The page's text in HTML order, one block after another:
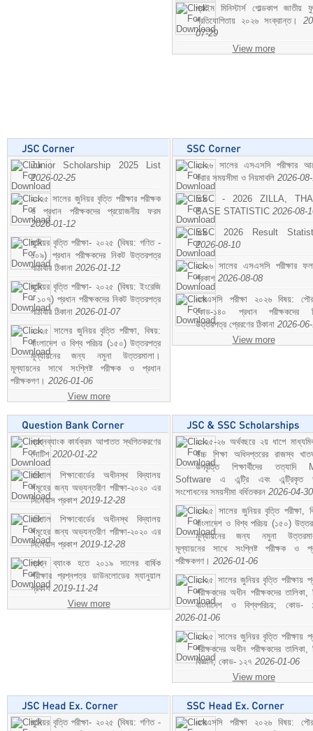
প্রাইম মিনিস্টার্স গোল্ডকাপ জাতীয়
প্রতিযোগিতায় ২০২৬ সংক্রান্ত।
07-29
View more
Junior Scholarship 2025 List
2026-02-25
২০২৫ সালের জুনিয়র বৃত্তি পরীক্ষার পরীক্ষক
ও প্রধান পরীক্ষকদের প্রয়োজনীয় ফরম
2026-01-12
জুনিয়র বৃত্তি পরীক্ষা- ২০২৫ (বিষয়: গণিত -
১০৯) প্রধান পরীক্ষকদের নিকট উত্তরপত্র
পাঠাবার ঠিকানা 2026-01-12
জুনিয়র বৃত্তি পরীক্ষা- ২০২৫ (বিষয়: ইংরেজি
- ১০৭) প্রধান পরীক্ষকদের নিকট উত্তরপত্র
পাঠাবার ঠিকানা 2026-01-07
২০২৫ সালের জুনিয়র বৃত্তি পরীক্ষা, বিষয়:
বাংলাদেশ ও বিশ্ব পরিচয় (১৫০) উত্তরপত্র
মূল্যায়নের জন্য নমুনা উত্তরমালা।
মূল্যায়নের সাথে সংশ্লিষ্ট পরীক্ষক ও প্রধান
পরীক্ষকগণ। 2026-01-06
View more
২০২৬ সালের এসএসসি পরীক্ষার
করার সময়সীমা ও নিয়মাবলি 2026-
SSC - 2026 ZILLA,
BASE STATISTIC 2026-08-
SSC 2026 Result
2026-08-10
২০২৬ সালের এসএসসি পরীক্ষার
প্রকাশ 2026-08-08
এসএসসি পরীক্ষা ২০২৬ বিষয়:
কোড-১৪০ প্রধান পরীক্ষকদের
উত্তরপত্র প্রেরণের ঠিকানা 2026-
View more
প্রশ্নব্যাংক কার্যক্রম আপাতত স্থগিতকরণের
নোটিশ 2020-01-22
বরিশাল শিক্ষাবোর্ডের অধীনস্থ বিদ্যালয়
সমূহের জন্য অভ্যন্তরীণ পরীক্ষা-২০২০ এর
সিলেবাস প্রকাশ 2019-12-28
বরিশাল শিক্ষাবোর্ডের অধীনস্থ বিদ্যালয়
সমূহের জন্য অভ্যন্তরীণ পরীক্ষা-২০২০ এর
সিলেবাস প্রকাশ 2019-12-28
প্রশ্ন ব্যাংক হতে ২০১৯ সালের বার্ষিক
পরীক্ষার প্রশ্নপত্র ডাউনলোডের ম্যানুয়াল
প্রকাশ 2019-11-24
View more
২০২৫-২৬ অর্থবছরে ২য় ধাপে
উচ্চ শিক্ষা অধিদপ্তরের রাজস্ব
উপবৃত্তি শিক্ষার্থীদের তত্যাদি
Software এ এন্ট্রি এবং এন্ট্রিকৃত
সংশোধনের সময়সীমা বর্ধিতকরন 2026-04-30
২০২৫ সালের জুনিয়র বৃত্তি পরীক্ষা,
বাংলাদেশ ও বিশ্ব পরিচয় (১৫০)
মূল্যায়নের জন্য নমুনা
মূল্যায়নের সাথে সংশ্লিষ্ট পরীক্ষক ও
পরীক্ষকগণ। 2026-01-06
২০২৫ সালের জুনিয়র বৃত্তি পরীক্ষায়
পরীক্ষকদের অধীন পরীক্ষকদের তালিকা,
বাংলাদেশ ও বিশ্বপরিচয়; কোড-
2026-01-06
২০২৫ সালের জুনিয়র বৃত্তি পরীক্ষায়
পরীক্ষকদের অধীন পরীক্ষকদের তালিকা,
বিজ্ঞান; কোড- ১২৭ 2026-01-06
View more
জুনিয়র বৃত্তি পরীক্ষা- ২০২৫ (বিষয়: গণিত -
এসএসসি পরীক্ষা ২০২৬ বিষয়: